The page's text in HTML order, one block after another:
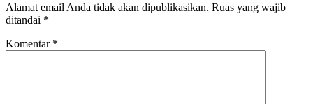
Alamat email Anda tidak akan dipublikasikan. Ruas yang wajib
ditandai *
Komentar *